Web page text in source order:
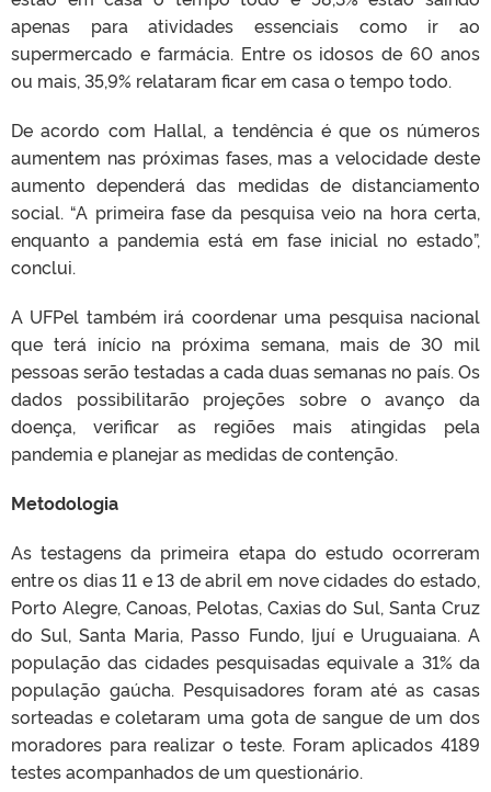
apenas para atividades essenciais como ir ao
supermercado e farmácia. Entre os idosos de 60 anos
ou mais, 35,9% relataram ficar em casa o tempo todo.
De acordo com Hallal, a tendência é que os números
aumentem nas próximas fases, mas a velocidade deste
aumento dependerá das medidas de distanciamento
social. “A primeira fase da pesquisa veio na hora certa,
enquanto a pandemia está em fase inicial no estado”,
conclui.
A UFPel também irá coordenar uma pesquisa nacional
que terá início na próxima semana, mais de 30 mil
pessoas serão testadas a cada duas semanas no país. Os
dados possibilitarão projeções sobre o avanço da
doença, verificar as regiões mais atingidas pela
pandemia e planejar as medidas de contenção.
Metodologia
As testagens da primeira etapa do estudo ocorreram
entre os dias 11 e 13 de abril em nove cidades do estado,
Porto Alegre, Canoas, Pelotas, Caxias do Sul, Santa Cruz
do Sul, Santa Maria, Passo Fundo, Ijuí e Uruguaiana. A
população das cidades pesquisadas equivale a 31% da
população gaúcha. Pesquisadores foram até as casas
sorteadas e coletaram uma gota de sangue de um dos
moradores para realizar o teste. Foram aplicados 4189
testes acompanhados de um questionário.